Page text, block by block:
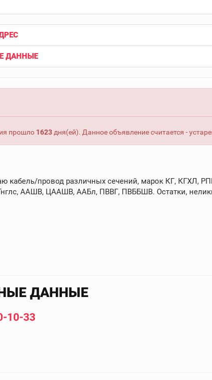
ДАННЫЕ
прошло 1623 дня(ей). Данное объявление считается -
кабель/провод различных сечений, марок КГ, КГХЛ,
ААШВ, ЦААШВ, ААБл, ПВВГ, ПВББШВ. Остатки,
ДАННЫЕ
10-33